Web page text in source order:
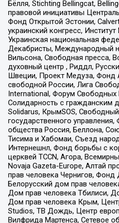
Бёлля, Stichting Bellingcat,
правовой инициативы
Фонд Открытой Эстонии,
украинский конгресс,
Украинская национальная
Декабристы, Международный
Вильсона, Свободная пресса,
духовный центр , Риддл,
Швеции, Проект Медуза, Фонд
свободной России, Лига
International, Форум
Солидарность с гражданским
Solidarus, КрымSOS, Свободный
государственного
общества Россия, Беллона,
Тисима и Хабомаи, Съезд
Интернешнл, Фонд борьбы с
церквей TCCN, Агора,
Novaja Gazeta-Europe, Алтай
прав человека Чернигов,
Белорусский дом прав
Дом прав человека Тбилиси,
Дом прав человека Крым,
Studios, ТВ Дождь, Центр
Вилфрида Мартенса, Сетевое